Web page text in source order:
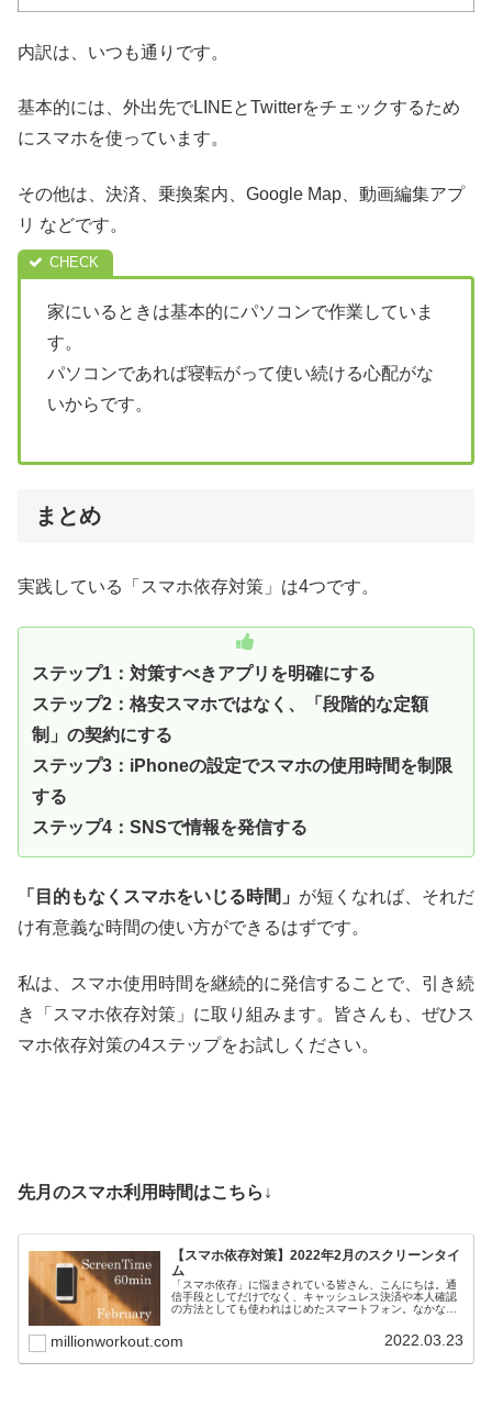
内訳は、いつも通りです。
基本的には、外出先でLINEとTwitterをチェックするため
にスマホを使っています。
その他は、決済、乗換案内、Google Map、動画編集アプ
リ などです。
家にいるときは基本的にパソコンで作業していま
す。
パソコンであれば寝転がって使い続ける心配がな
いからです。
まとめ
実践している「スマホ依存対策」は4つです。
ステップ1：対策すべきアプリを明確にする
ステップ2：格安スマホではなく、「段階的な定額
制」の契約にする
ステップ3：iPhoneの設定でスマホの使用時間を制限
する
ステップ4：SNSで情報を発信する
「目的もなくスマホをいじる時間」 が短くなれば、それだ
け有意義な時間の使い方ができるはずです。
私は、スマホ使用時間を継続的に発信することで、引き続
き「スマホ依存対策」に取り組みます。皆さんも、ぜひス
マホ依存対策の4ステップをお試しください。
先月のスマホ利用時間はこちら↓
【スマホ依存対策】2022年2月のスクリーンタイ
ム
「スマホ依存」に悩まされている皆さん、こんにちは。通
信手段としてだけでなく、キャッシュレス決済や本人確認
の方法としても使われはじめたスマートフォン。なかなか
millionworkout.com 2022.03.23